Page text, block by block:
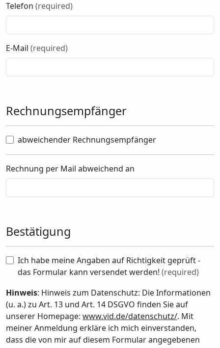
Telefon (required)
E-Mail (required)
Rechnungsempfänger
abweichender Rechnungsempfänger
Rechnung per Mail abweichend an
Bestätigung
Ich habe meine Angaben auf Richtigkeit geprüft -
das Formular kann versendet werden! (required)
Hinweis: Hinweis zum Datenschutz: Die Informationen
(u. a.) zu Art. 13 und Art. 14 DSGVO finden Sie auf
unserer Homepage: www.vid.de/datenschutz/. Mit
meiner Anmeldung erkläre ich mich einverstanden,
dass die von mir auf diesem Formular angegebenen